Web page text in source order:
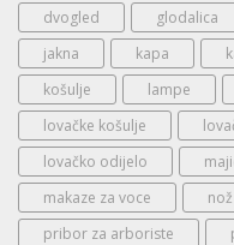
dvogled
glodalica
jakna
kapa
košulje
lampe
lovačke košulje
lovačko odijelo
makaze za voce
pribor za arboriste